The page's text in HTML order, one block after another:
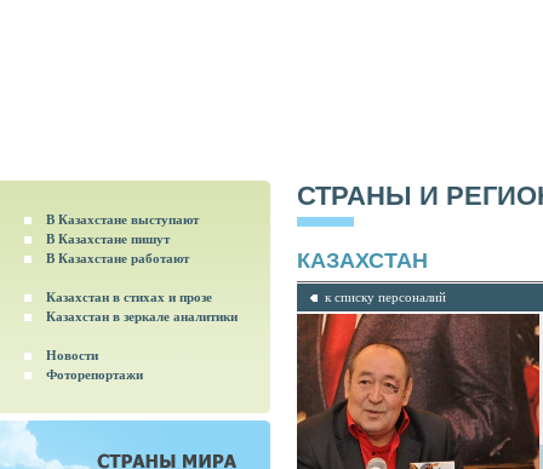
В Казахстане выступают
В Казахстане пишут
В Казахстане работают
Казахстан в стихах и прозе
Казахстан в зеркале аналитики
Новости
Фоторепортажи
СТРАНЫ И
КАЗАХСТАН
к списку персоналий